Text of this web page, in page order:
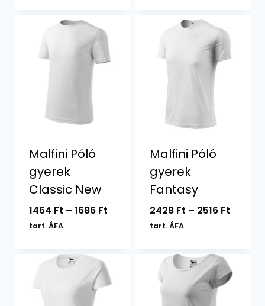
Malfini Póló
gyerek
Classic New
1464 Ft – 1686 FtÁrtartomány:
tart. ÁFA
Malfini Póló
gyerek
Fantasy
2428 Ft – 2516 Ft
tart. ÁFA